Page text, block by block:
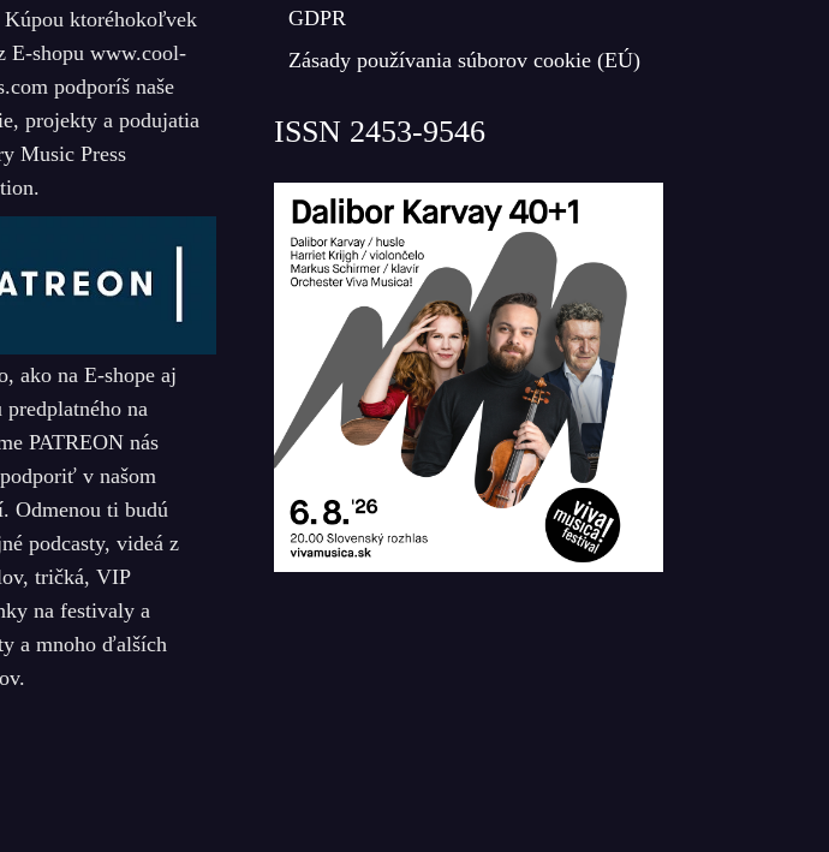
Kúpou ktoréhokoľvek
E-shopu www.cool-
podporíš naše
projekty a podujatia
Music Press
ako na E-shope aj
predplatného na
PATREON nás
v našom
Odmenou ti budú
podcasty, videá z
tričká, VIP
na festivaly a
a mnoho ďalších
GDPR
Zásady používania súborov cookie (EÚ)
ISSN 2453-9546